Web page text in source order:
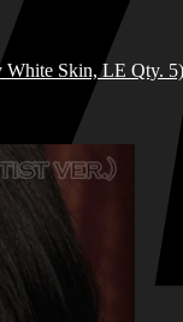
White Skin, LE Qty. 5)